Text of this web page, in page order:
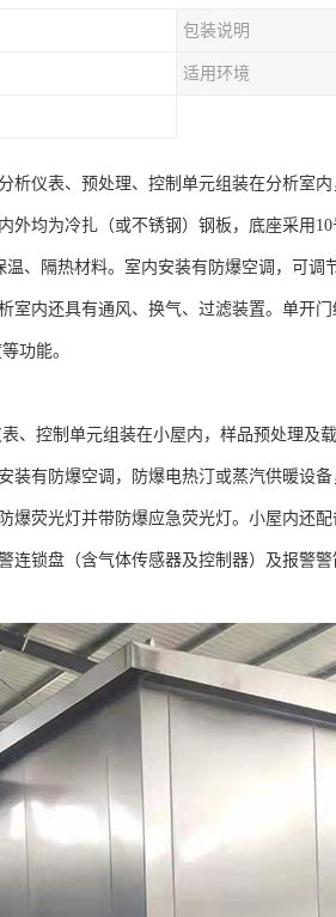
包装说明
适用环境
析仪表、预处理、控制单元组装在分析室
外均为冷扎（或不锈钢）钢板，底座采用
、隔热材料。室内安装有防爆空调，可
室内还具有通风、换气、过滤装置。单开
功能。
、控制单元组装在小屋内，样品预处理及
装有防爆空调，防爆电热汀或蒸汽供暖设
爆荧光灯并带防爆应急荧光灯。小屋内还
连锁盘（含气体传感器及控制器）及报警